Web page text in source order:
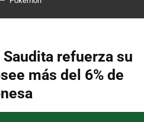
refuerza su
más del 6% de